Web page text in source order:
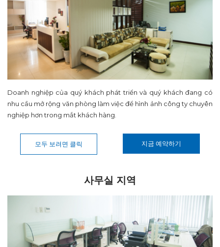
Doanh nghiệp của quý khách phát triển và quý khách đang có
nhu cầu mở rộng văn phòng làm việc để hình ảnh công ty chuyên
nghiệp hơn trong mắt khách hàng.
모두 보려면 클릭 지금 예약하기
사무실 지역